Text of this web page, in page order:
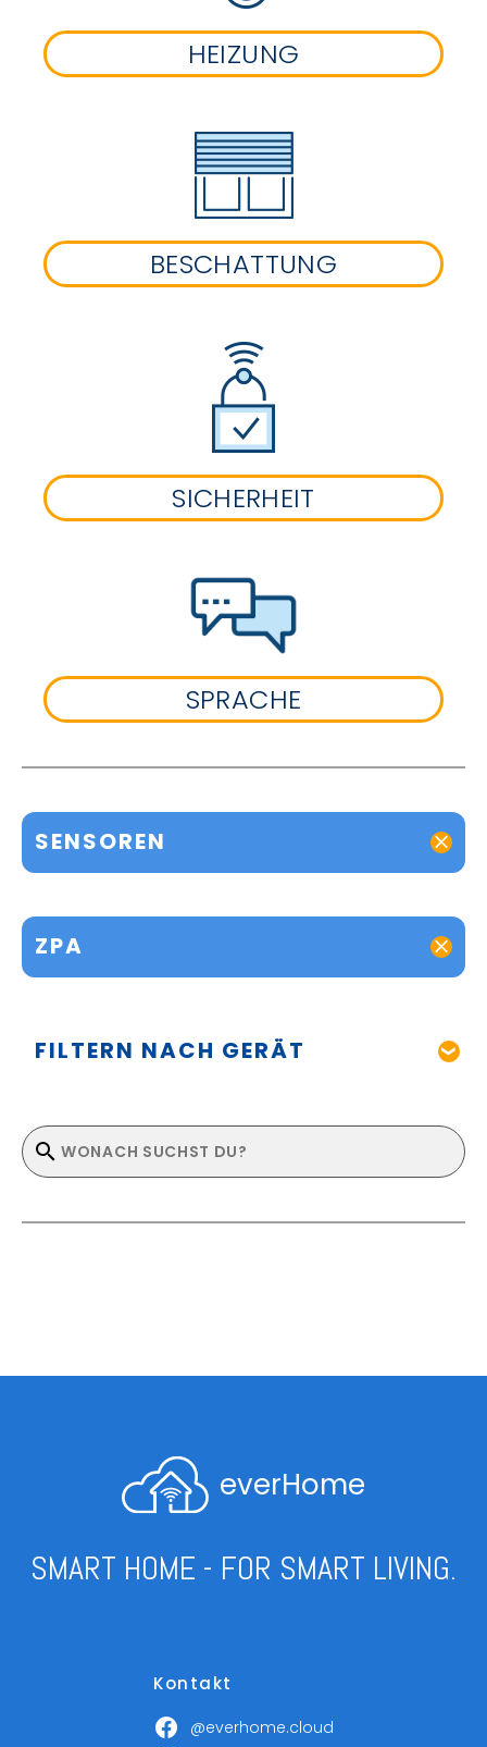
HEIZUNG
BESCHATTUNG
SICHERHEIT
SPRACHE
SENSOREN
ZPA
FILTERN NACH GERÄT
everHome
SMART HOME - FOR SMART LIVING.
Kontakt
@everhome.cloud